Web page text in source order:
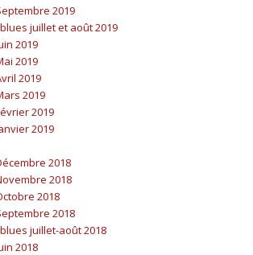
2019
juillet et août 2019
2019
2019
2019
2019
2019
2019
2018
2018
2018
2018
juillet-août 2018
2018